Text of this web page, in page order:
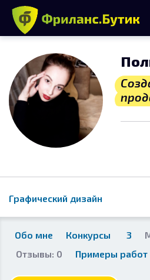
Графический дизайн
Обо мне Конкурсы 3
Отзывы: 0
Примеры работ